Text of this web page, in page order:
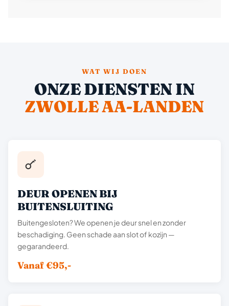
WAT WIJ DOEN
ONZE DIENSTEN IN
ZWOLLE AA-LANDEN
DEUR OPENEN BIJ
BUITENSLUITING
Buitengesloten? We openen je deur snel en zonder
beschadiging. Geen schade aan slot of kozijn —
gegarandeerd.
Vanaf €95,-